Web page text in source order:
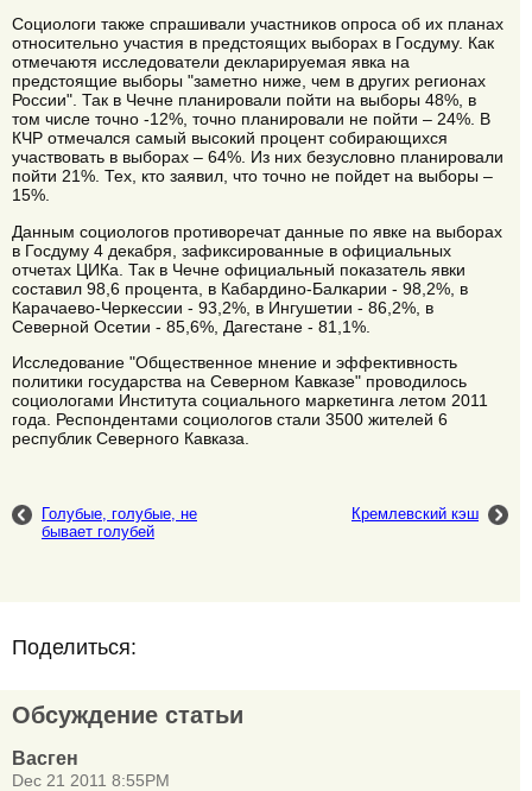
Социологи также спрашивали участников опроса об их планах
относительно участия в предстоящих выборах в Госдуму. Как
отмечаютя исследователи декларируемая явка на
предстоящие выборы "заметно ниже, чем в других регионах
России". Так в Чечне планировали пойти на выборы 48%, в
том числе точно -12%, точно планировали не пойти – 24%. В
КЧР отмечался самый высокий процент собирающихся
участвовать в выборах – 64%. Из них безусловно планировали
пойти 21%. Тех, кто заявил, что точно не пойдет на выборы –
15%.
Данным социологов противоречат данные по явке на выборах
в Госдуму 4 декабря, зафиксированные в официальных
отчетах ЦИКа. Так в Чечне официальный показатель явки
составил 98,6 процента, в Кабардино-Балкарии - 98,2%, в
Карачаево-Черкессии - 93,2%, в Ингушетии - 86,2%, в
Северной Осетии - 85,6%, Дагестане - 81,1%.
Исследование "Общественное мнение и эффективность
политики государства на Северном Кавказе" проводилось
социологами Института социального маркетинга летом 2011
года. Респондентами социологов стали 3500 жителей 6
республик Северного Кавказа.
Голубые, голубые, не
бывает голубей
Кремлевский кэш
Поделиться:
Обсуждение статьи
Васген
Dec 21 2011 8:55PM